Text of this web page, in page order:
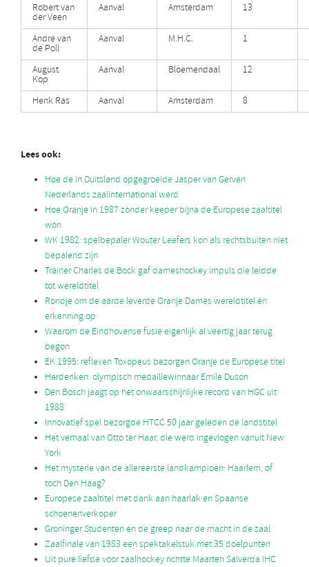
Robert van
der Veen
Aanval Amsterdam 13
Andre van
de Poll
Aanval M.H.C. 1
August
Kop
Aanval Bloemendaal 12
Henk Ras Aanval Amsterdam 8
Lees ook:
Hoe de in Duitsland opgegroeide Jasper van Gerven
Nederlands zaalinternational werd
Hoe Oranje in 1987 zónder keeper bijna de Europese zaaltitel
won
WK 1982: spelbepaler Wouter Leefers kon als rechtsbuiten niet
bepalend zijn
Trainer Charles de Bock gaf dameshockey impuls die leidde
tot wereldtitel
Rondje om de aarde leverde Oranje Dames wereldtitel én
erkenning op
Waarom de Eindhovense fusie eigenlijk al veertig jaar terug
begon
EK 1995: reflexen Toxopeus bezorgen Oranje de Europese titel
Herdenken: olympisch medaillewinnaar Emile Duson
Den Bosch jaagt op het onwaarschijnlijke record van HGC uit
1988
Innovatief spel bezorgde HTCC 50 jaar geleden de landstitel
Het verhaal van Otto ter Haar, die werd ingevlogen vanuit New
York
Het mysterie van de allereerste landkampioen: Haarlem, of
toch Den Haag?
Europese zaaltitel met dank aan haarlak en Spaanse
schoenenverkoper
Groninger Studenten en de greep naar de macht in de zaal
Zaalfinale van 1983 een spektakelstuk met 35 doelpunten
Uit pure liefde voor zaalhockey richtte Maarten Salverda IHC